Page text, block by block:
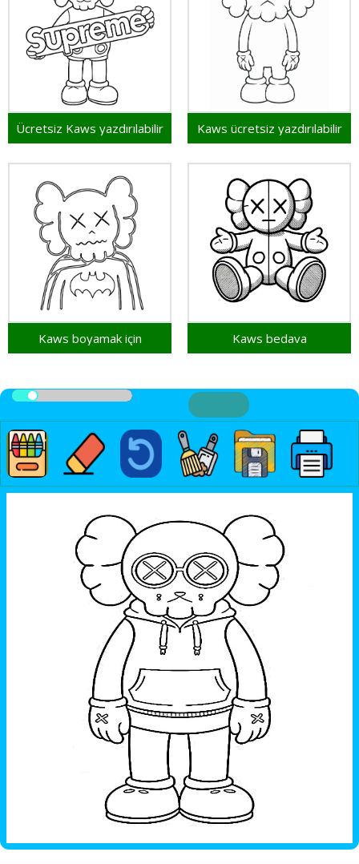
Ücretsiz Kaws yazdırılabilir Kaws ücretsiz yazdırılabilir
Kaws boyamak için Kaws bedava